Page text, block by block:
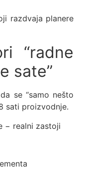
razdvaja planere
“radne
sate”
se “samo nešto
sati proizvodnje.
− realni zastoji